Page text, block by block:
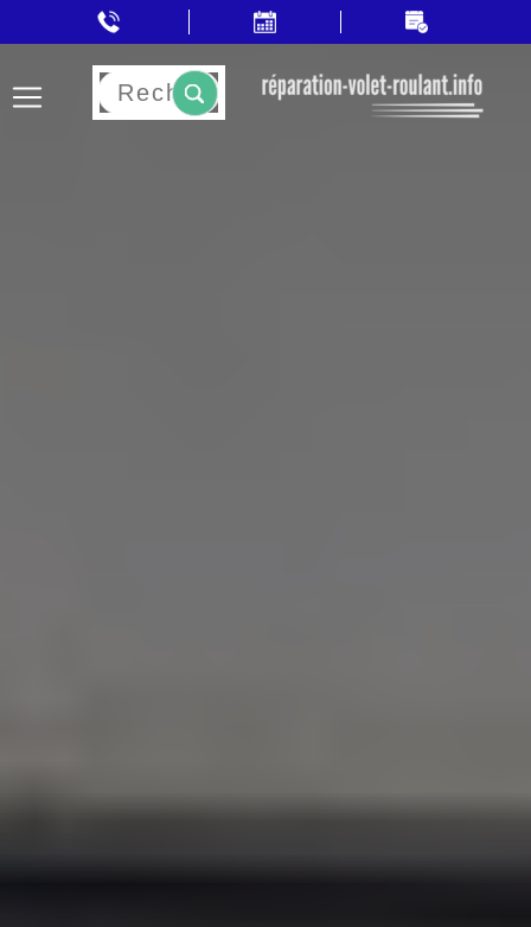
Rechercher